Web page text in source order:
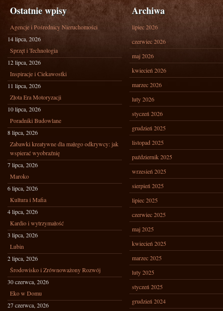
Ostatnie wpisy
Agencje i Pośrednicy Nieruchomości
14 lipca, 2026
Sprzęt i Technologia
12 lipca, 2026
Inspiracje i Ciekawostki
11 lipca, 2026
Złota Era Motoryzacji
10 lipca, 2026
Poradniki Budowlane
8 lipca, 2026
Zabawki kreatywne dla małego odkrywcy: jak
wspierać wyobraźnię
7 lipca, 2026
Maroko
6 lipca, 2026
Kultura i Mafia
4 lipca, 2026
Kardio i wytrzymałość
3 lipca, 2026
Lubin
2 lipca, 2026
Środowisko i Zrównoważony Rozwój
30 czerwca, 2026
Eko w Domu
27 czerwca, 2026
Archiwa
lipiec 2026
czerwiec 2026
maj 2026
kwiecień 2026
marzec 2026
luty 2026
styczeń 2026
grudzień 2025
listopad 2025
październik 2025
wrzesień 2025
sierpień 2025
lipiec 2025
czerwiec 2025
maj 2025
kwiecień 2025
marzec 2025
luty 2025
styczeń 2025
grudzień 2024